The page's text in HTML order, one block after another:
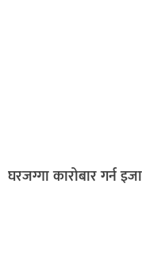
घरजग्गा कारोबार गर्न